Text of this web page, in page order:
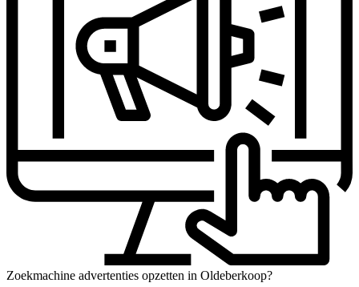
Zoekmachine advertenties opzetten in Oldeberkoop?